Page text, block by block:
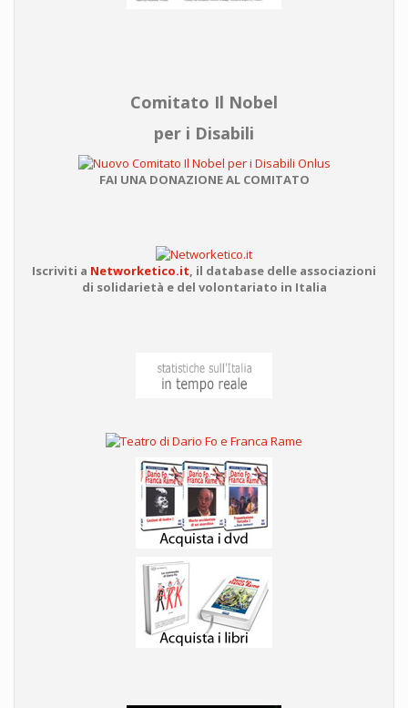
Comitato Il Nobel
per i Disabili
FAI UNA DONAZIONE AL COMITATO
Iscriviti a Networketico.it, il database delle associazioni
di solidarietà e del volontariato in Italia